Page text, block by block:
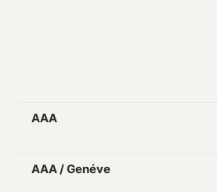
AAA
AAA / Genéve